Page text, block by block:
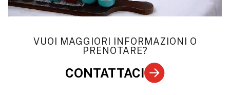
VUOI MAGGIORI INFORMAZIONI O
PRENOTARE?
CONTATTACI